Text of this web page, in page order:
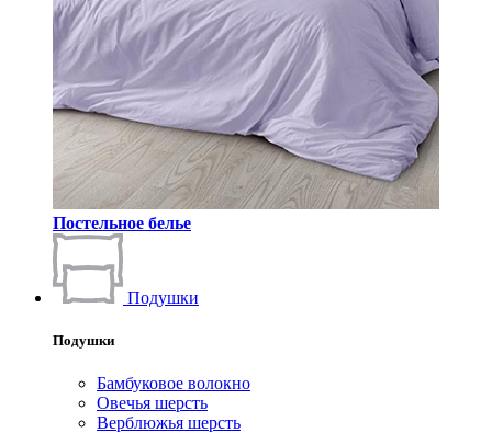
Постельное белье
Подушки
Подушки
Бамбуковое волокно
Овечья шерсть
Верблюжья шерсть